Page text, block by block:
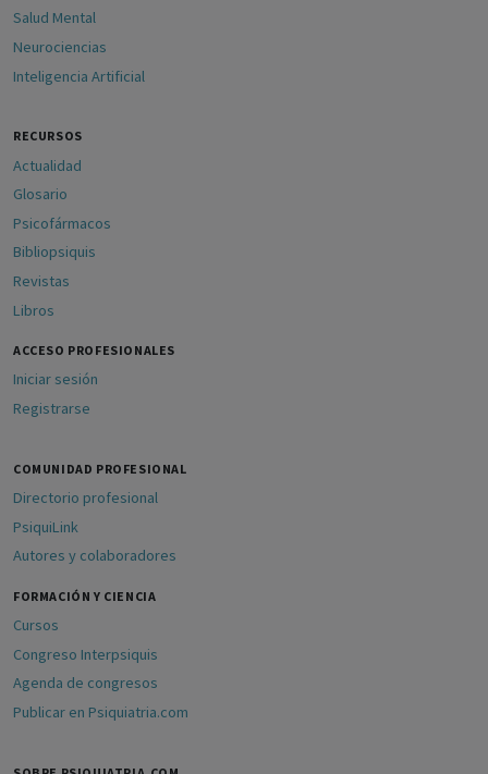
Salud Mental
Neurociencias
Inteligencia Artificial
RECURSOS
Actualidad
Glosario
Psicofármacos
Bibliopsiquis
Revistas
Libros
ACCESO PROFESIONALES
Iniciar sesión
Registrarse
COMUNIDAD PROFESIONAL
Directorio profesional
PsiquiLink
Autores y colaboradores
FORMACIÓN Y CIENCIA
Cursos
Congreso Interpsiquis
Agenda de congresos
Publicar en Psiquiatria.com